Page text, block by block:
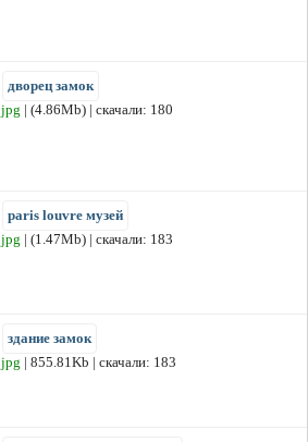
дворец замок
jpg | (4.86Mb) | скачали: 180
paris louvre музей
jpg | (1.47Mb) | скачали: 183
здание замок
jpg | 855.81Kb | скачали: 183